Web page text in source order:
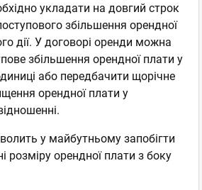
укладати на довгий строк
збільшення орендної
дії. У договорі оренди можна
збільшення орендної плати у
або передбачити щорічне
орендної плати у
у майбутньому запобігти
розміру орендної плати з боку